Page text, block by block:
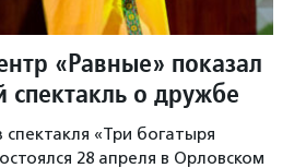
«Равные» показал
о дружбе
«Три богатыря
28 апреля в Орловском